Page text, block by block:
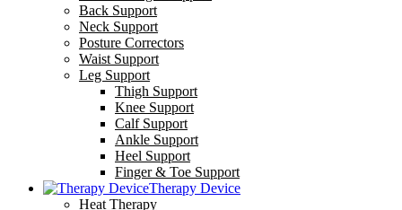
Back Support
Neck Support
Posture Correctors
Waist Support
Leg Support
Thigh Support
Knee Support
Calf Support
Ankle Support
Heel Support
Finger & Toe Support
Therapy Device
Heat Therapy